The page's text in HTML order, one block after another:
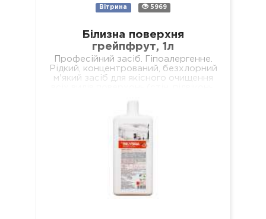
Вітрина 5969
Білизна поверхня
грейпфрут, 1л
Професійний засіб. Гіпоалергенне.
Рідкий, концентрований, безхлорний
м'який засіб для якісного очищення